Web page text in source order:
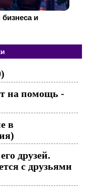
и
на помощь -
в
друзей.
с друзьями